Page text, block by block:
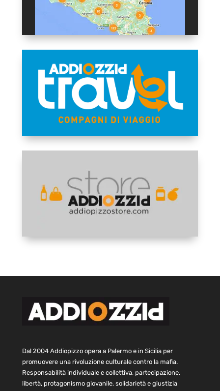
Dal 2004 Addiopizzo opera a Palermo e in Sicilia per
promuovere una rivoluzione culturale contro la mafia.
Responsabilità individuale e collettiva, partecipazione,
libertà, protagonismo giovanile, solidarietà e giustizia